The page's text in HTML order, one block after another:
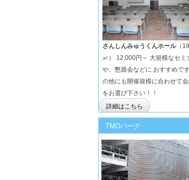
さんしんみゅうくんホール（
㎡） 12,000円～ 大規模なセミ
や、懇親会などに おすすめで
の他にも開催規模に合わせて
をお選び下さい！！
詳細はこちら
TMOパーク